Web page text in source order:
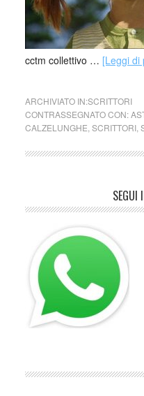
cctm collettivo … [Leggi di
ARCHIVIATO IN:SCRITTORI
CONTRASSEGNATO CON:
CALZELUNGHE SCRITTORI,
SEGUI